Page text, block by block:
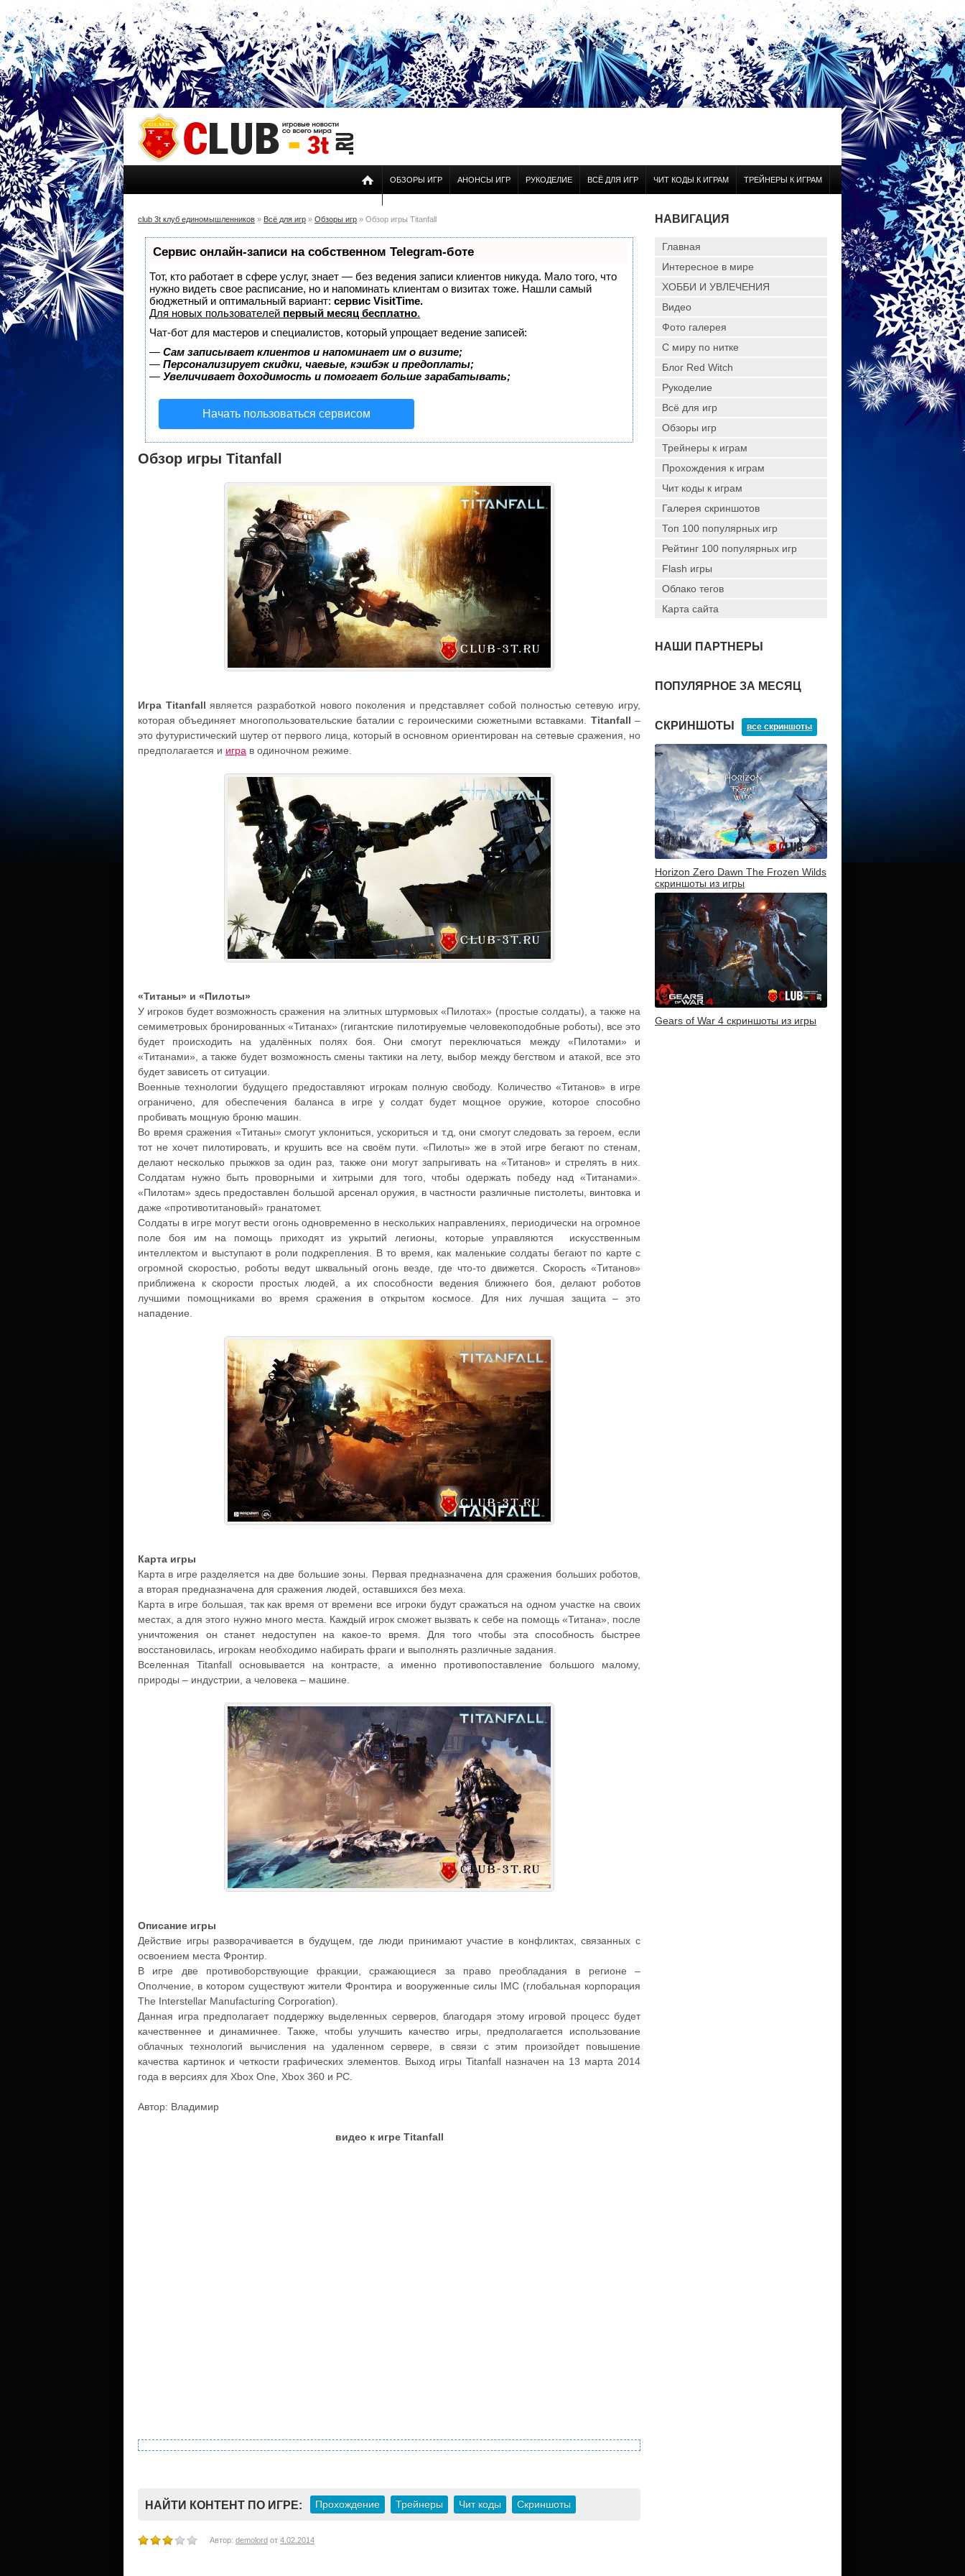
ОБЗОРЫ ИГР АНОНСЫ ИГР РУКОДЕЛИЕ ВСЁ ДЛЯ ИГР ЧИТ КОДЫ К ИГРАМ ТРЕЙНЕРЫ К ИГРАМ
club 3t клуб единомышленников » Всё для игр » Обзоры игр » Обзор игры Titanfall
Сервис онлайн-записи на собственном Telegram-боте
Тот, кто работает в сфере услуг, знает — без ведения записи клиентов никуда. Мало того, что
нужно видеть свое расписание, но и напоминать клиентам о визитах тоже. Нашли самый
бюджетный и оптимальный вариант: сервис VisitTime.
Для новых пользователей первый месяц бесплатно.
Чат-бот для мастеров и специалистов, который упрощает ведение записей:
— Сам записывает клиентов и напоминает им о визите;
— Персонализирует скидки, чаевые, кэшбэк и предоплаты;
— Увеличивает доходимость и помогает больше зарабатывать;
Начать пользоваться сервисом
Обзор игры Titanfall
Игра Titanfall является разработкой нового поколения и представляет собой полностью сетевую игру,
которая объединяет многопользовательские баталии с героическими сюжетными вставками. Titanfall –
это футуристический шутер от первого лица, который в основном ориентирован на сетевые сражения, но
предполагается и игра в одиночном режиме.
«Титаны» и «Пилоты»
У игроков будет возможность сражения на элитных штурмовых «Пилотах» (простые солдаты), а также на
семиметровых бронированных «Титанах» (гигантские пилотируемые человекоподобные роботы), все это
будет происходить на удалённых полях боя. Они смогут переключаться между «Пилотами» и
«Титанами», а также будет возможность смены тактики на лету, выбор между бегством и атакой, все это
будет зависеть от ситуации.
Военные технологии будущего предоставляют игрокам полную свободу. Количество «Титанов» в игре
ограничено, для обеспечения баланса в игре у солдат будет мощное оружие, которое способно
пробивать мощную броню машин.
Во время сражения «Титаны» смогут уклониться, ускориться и т.д, они смогут следовать за героем, если
тот не хочет пилотировать, и крушить все на своём пути. «Пилоты» же в этой игре бегают по стенам,
делают несколько прыжков за один раз, также они могут запрыгивать на «Титанов» и стрелять в них.
Солдатам нужно быть проворными и хитрыми для того, чтобы одержать победу над «Титанами».
«Пилотам» здесь предоставлен большой арсенал оружия, в частности различные пистолеты, винтовка и
даже «противотитановый» гранатомет.
Солдаты в игре могут вести огонь одновременно в нескольких направлениях, периодически на огромное
поле боя им на помощь приходят из укрытий легионы, которые управляются искусственным
интеллектом и выступают в роли подкрепления. В то время, как маленькие солдаты бегают по карте с
огромной скоростью, роботы ведут шквальный огонь везде, где что-то движется. Скорость «Титанов»
приближена к скорости простых людей, а их способности ведения ближнего боя, делают роботов
лучшими помощниками во время сражения в открытом космосе. Для них лучшая защита – это
нападение.
Карта игры
Карта в игре разделяется на две большие зоны. Первая предназначена для сражения больших роботов,
а вторая предназначена для сражения людей, оставшихся без меха.
Карта в игре большая, так как время от времени все игроки будут сражаться на одном участке на своих
местах, а для этого нужно много места. Каждый игрок сможет вызвать к себе на помощь «Титана», после
уничтожения он станет недоступен на какое-то время. Для того чтобы эта способность быстрее
восстановилась, игрокам необходимо набирать фраги и выполнять различные задания.
Вселенная Titanfall основывается на контрасте, а именно противопоставление большого малому,
природы – индустрии, а человека – машине.
Описание игры
Действие игры разворачивается в будущем, где люди принимают участие в конфликтах, связанных с
освоением места Фронтир.
В игре две противоборствующие фракции, сражающиеся за право преобладания в регионе –
Ополчение, в котором существуют жители Фронтира и вооруженные силы IMC (глобальная корпорация
The Interstellar Manufacturing Corporation).
Данная игра предполагает поддержку выделенных серверов, благодаря этому игровой процесс будет
качественнее и динамичнее. Также, чтобы улучшить качество игры, предполагается использование
облачных технологий вычисления на удаленном сервере, в связи с этим произойдет повышение
качества картинок и четкости графических элементов. Выход игры Titanfall назначен на 13 марта 2014
года в версиях для Xbox One, Xbox 360 и PC.
Автор: Владимир
видео к игре Titanfall
НАЙТИ КОНТЕНТ ПО ИГРЕ: Прохождение Трейнеры Чит коды Скриншоты
Автор: demolord от 4.02.2014
НАВИГАЦИЯ
Главная
Интересное в мире
ХОББИ И УВЛЕЧЕНИЯ
Видео
Фото галерея
С миру по нитке
Блог Red Witch
Рукоделие
Всё для игр
Обзоры игр
Трейнеры к играм
Прохождения к играм
Чит коды к играм
Галерея скриншотов
Топ 100 популярных игр
Рейтинг 100 популярных игр
Flash игры
Облако тегов
Карта сайта
НАШИ ПАРТНЕРЫ
ПОПУЛЯРНОЕ ЗА МЕСЯЦ
СКРИНШОТЫ все скриншоты
Horizon Zero Dawn The Frozen Wilds
скриншоты из игры
Gears of War 4 скриншоты из игры